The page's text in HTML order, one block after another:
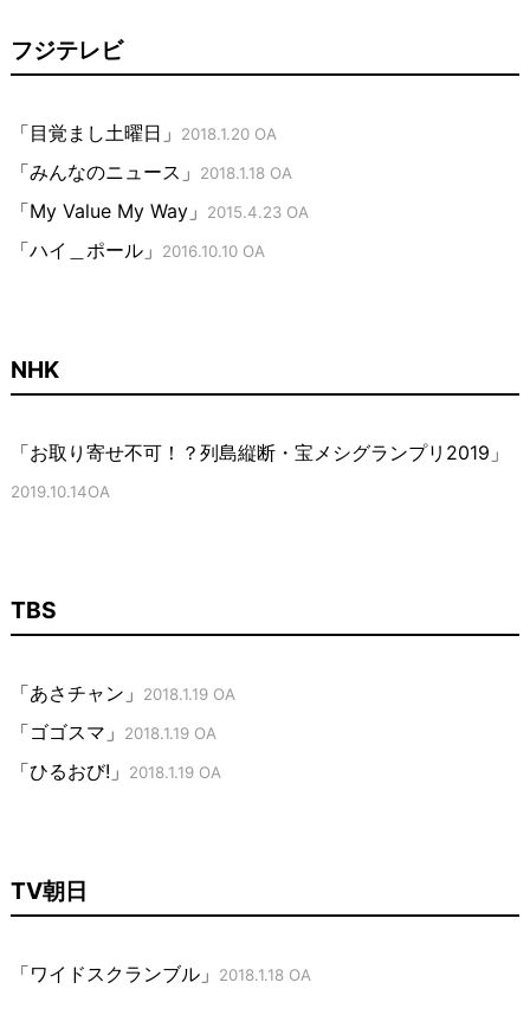
フジテレビ
「目覚まし土曜日」 2018.1.20 OA
「みんなのニュース」 2018.1.18 OA
「My Value My Way」 2015.4.23 OA
「ハイ＿ポール」 2016.10.10 OA
NHK
「お取り寄せ不可！？列島縦断・宝メシグランプリ2019」
2019.10.14OA
TBS
「あさチャン」 2018.1.19 OA
「ゴゴスマ」 2018.1.19 OA
「ひるおび!」 2018.1.19 OA
TV朝日
「ワイドスクランブル」 2018.1.18 OA